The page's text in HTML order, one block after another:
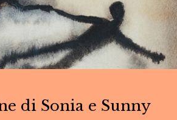
di Sonia e Sunny